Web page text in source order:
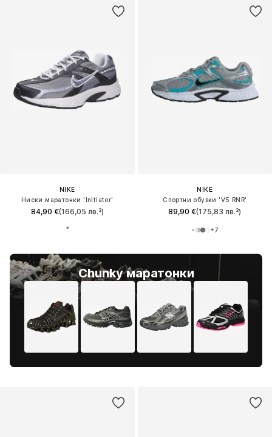
NIKE
Ниски маратонки 'Initiator'
84,90 €(166,05 лв.³)
Chunky маратонки
NIKE
Спортни обувки 'V5 RNR'
89,90 €(175,83 лв.³)
+7